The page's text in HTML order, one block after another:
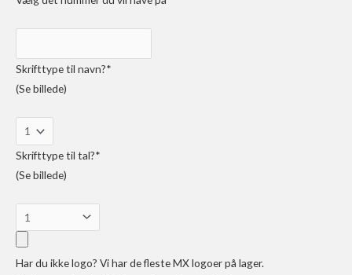
Skrifttype til navn?*
(Se billede)
Skrifttype til tal?*
(Se billede)
Har du ikke logo? Vi har de fleste MX logoer på lager.